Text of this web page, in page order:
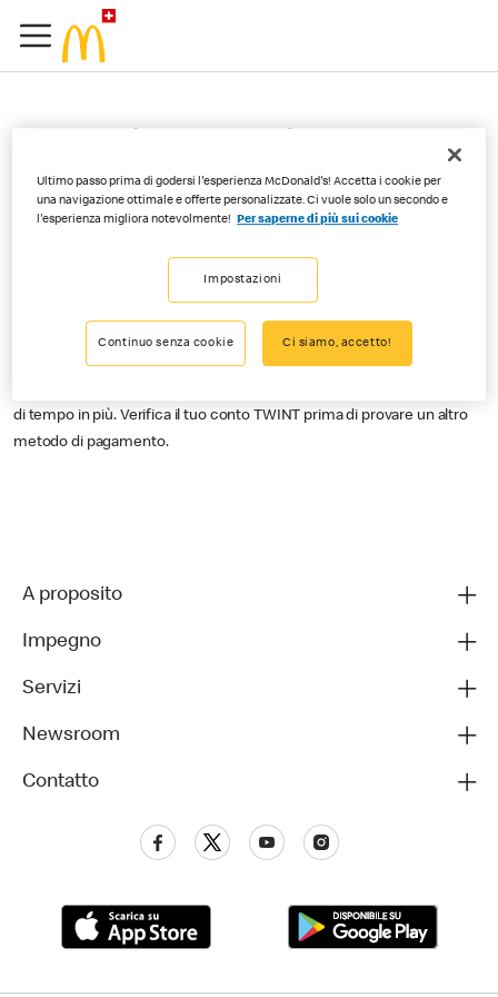
Order&Pay, quando viene
addebitato l’importo sul
mio conto?
L’importo viene addebitato non appena selezioni «Confermare e
di tempo in più. Verifica il tuo conto TWINT prima di provare un altro
metodo di pagamento.
A proposito
Impegno
Servizi
Newsroom
Contatto
Ultimo passo prima di godersi l'esperienza McDonald's! Accetta i cookie per
una navigazione ottimale e offerte personalizzate. Ci vuole solo un secondo e
l'esperienza migliora notevolmente!
Per saperne di più sui cookie
Impostazioni
Continuo senza cookie Ci siamo, accetto!